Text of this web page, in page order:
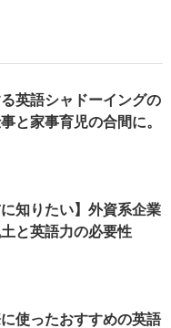
英語シャドーイングの
と家事育児の合間に。
に知りたい】外資系企業
と英語力の必要性
使ったおすすめの英語